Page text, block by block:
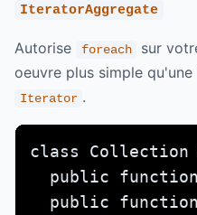
IteratorAggregate
Autorise foreach
sur
oeuvre plus simple
Iterator .
class Collection
public
public